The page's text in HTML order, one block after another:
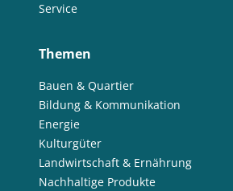
Service
Themen
Bauen & Quartier
Bildung & Kommunikation
Energie
Kulturgüter
Landwirtschaft & Ernährung
Nachhaltige Produkte